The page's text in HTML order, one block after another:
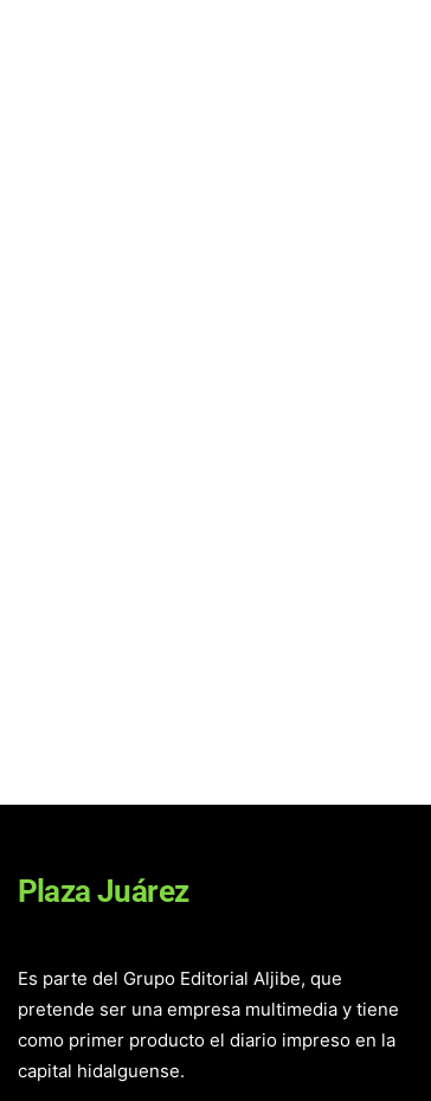
Plaza Juárez
Es parte del Grupo Editorial Aljibe, que
pretende ser una empresa multimedia y tiene
como primer producto el diario impreso en la
capital hidalguense.